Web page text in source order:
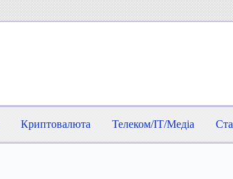
Криптовалюта Телеком/IT/Медіа